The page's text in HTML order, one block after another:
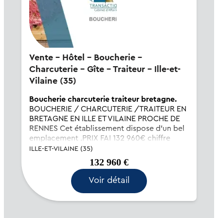
Vente - Hôtel - Boucherie -
Charcuterie - Gîte - Traiteur - Ille-et-
Vilaine (35)
Boucherie charcuterie traiteur bretagne.
BOUCHERIE / CHARCUTERIE /TRAITEUR EN
BRETAGNE EN ILLE ET VILAINE PROCHE DE
RENNES Cet établissement dispose d'un bel
emplacement .PRIX FAI 132 960€ chiffre
d'affaires proche de 300 000€ DEPART EN
RETRAITE , TOUTE PROPOSITION SERA
ETUDIEE . BELLE OPP...
ILLE-ET-VILAINE (35)
132 960 €
Voir détail